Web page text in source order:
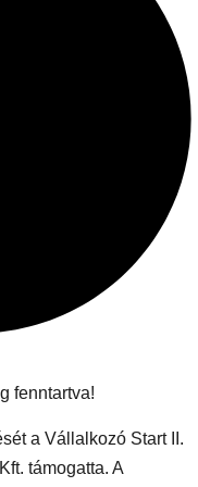
fenntartva!
a Vállalkozó Start II.
támogatta. A